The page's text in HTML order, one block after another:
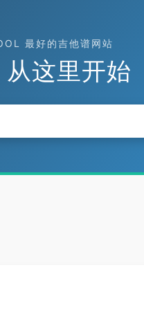
最好的吉他谱网站
这里开始